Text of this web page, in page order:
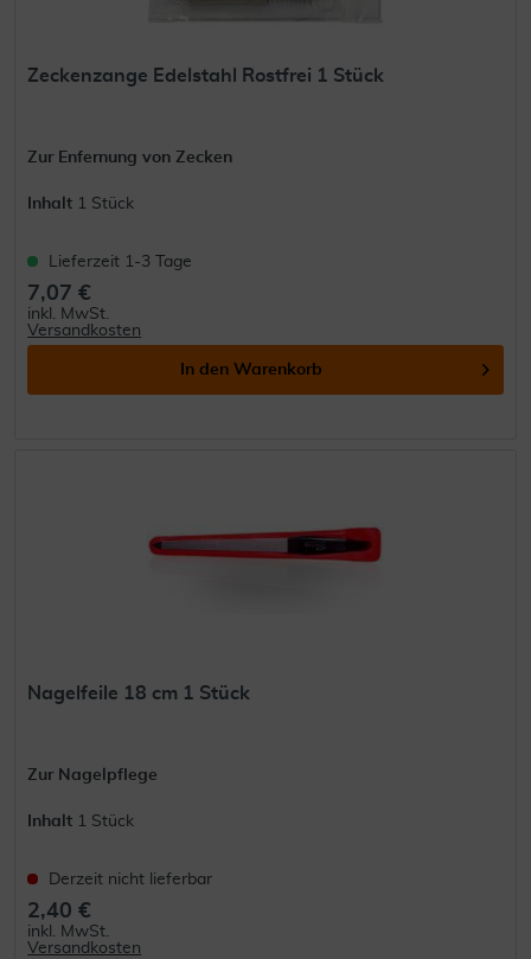
Zeckenzange Edelstahl Rostfrei 1 Stück
Zur Enfernung von Zecken
Inhalt 1 Stück
Lieferzeit 1-3 Tage
7,07 €
inkl. MwSt.
Versandkosten
In den Warenkorb
Nagelfeile 18 cm 1 Stück
Zur Nagelpflege
Inhalt 1 Stück
Derzeit nicht lieferbar
2,40 €
inkl. MwSt.
Versandkosten